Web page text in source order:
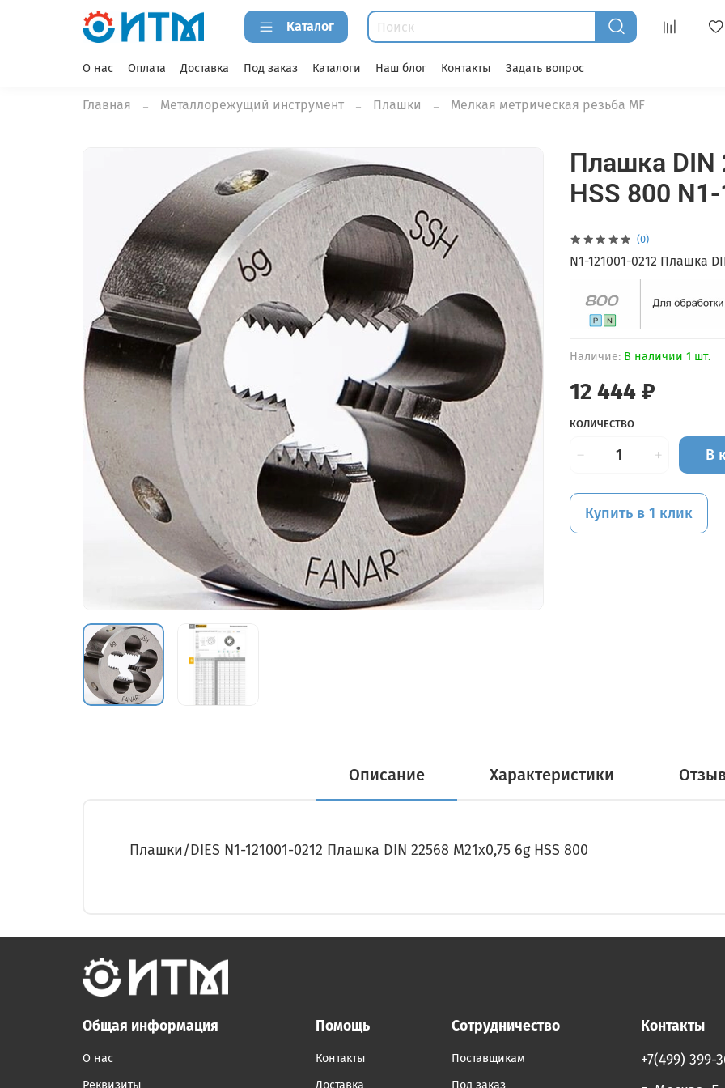
Каталог
О нас Оплата Доставка Под заказ Каталоги Наш блог Контакты Задать вопрос
Главная Металлорежущий инструмент Плашки Мелкая метрическая резьба MF
(0)
Наличие: В наличии 1 шт.
Плашка DIN
HSS 800
12 444 ₽
КОЛИЧЕСТВО
В
Купить в 1 клик
N1-121001-0212 Плашка
Описание Характеристики
Плашки/DIES N1-121001-0212 Плашка DIN 22568 M21x0,75 6g HSS 800
Общая информация
О нас
Помощь
Контакты
Сотрудничество
Поставщикам
Контакты
+7(499) 399-